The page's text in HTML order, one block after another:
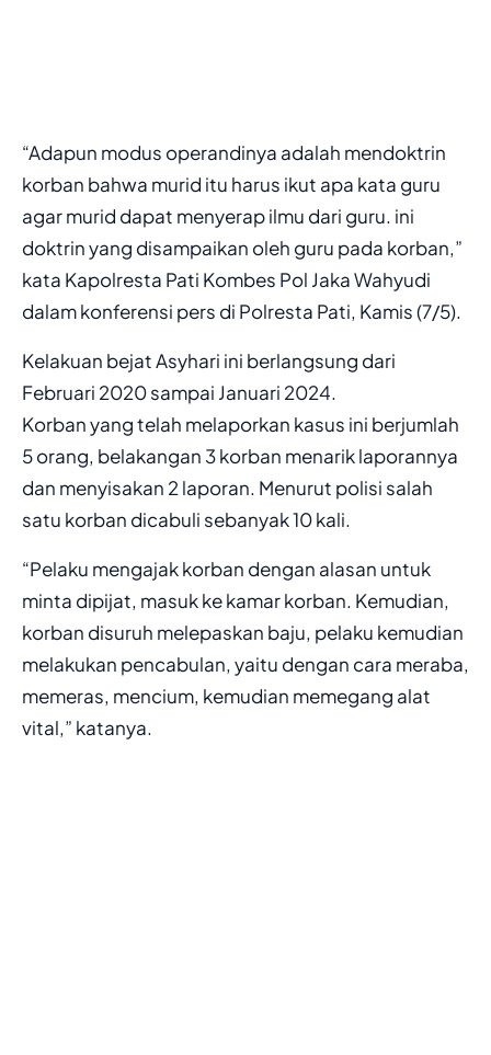
“Adapun modus operandinya adalah mendoktrin
korban bahwa murid itu harus ikut apa kata guru
agar murid dapat menyerap ilmu dari guru. ini
doktrin yang disampaikan oleh guru pada korban,”
kata Kapolresta Pati Kombes Pol Jaka Wahyudi
dalam konferensi pers di Polresta Pati, Kamis (7/5).
Kelakuan bejat Asyhari ini berlangsung dari
Februari 2020 sampai Januari 2024.
Korban yang telah melaporkan kasus ini berjumlah
5 orang, belakangan 3 korban menarik laporannya
dan menyisakan 2 laporan. Menurut polisi salah
satu korban dicabuli sebanyak 10 kali.
“Pelaku mengajak korban dengan alasan untuk
minta dipijat, masuk ke kamar korban. Kemudian,
korban disuruh melepaskan baju, pelaku kemudian
melakukan pencabulan, yaitu dengan cara meraba,
memeras, mencium, kemudian memegang alat
vital,” katanya.